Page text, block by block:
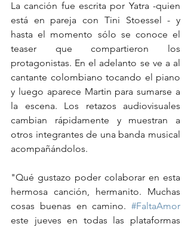
La canción fue escrita por Yatra -quien
está en pareja con Tini Stoessel - y
hasta el momento sólo se conoce el
teaser que compartieron los
protagonistas. En el adelanto se ve a al
cantante colombiano tocando el piano
y luego aparece Martin para sumarse a
la escena. Los retazos audiovisuales
cambian rápidamente y muestran a
otros integrantes de una banda musical
acompañándolos.
"Qué gustazo poder colaborar en esta
hermosa canción, hermanito. Muchas
cosas buenas en camino. #FaltaAmor
este jueves en todas las plataformas